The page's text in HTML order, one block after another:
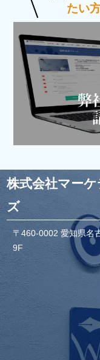
たい
株式会社マー
ズ
〒460-0002 愛知県名
9F